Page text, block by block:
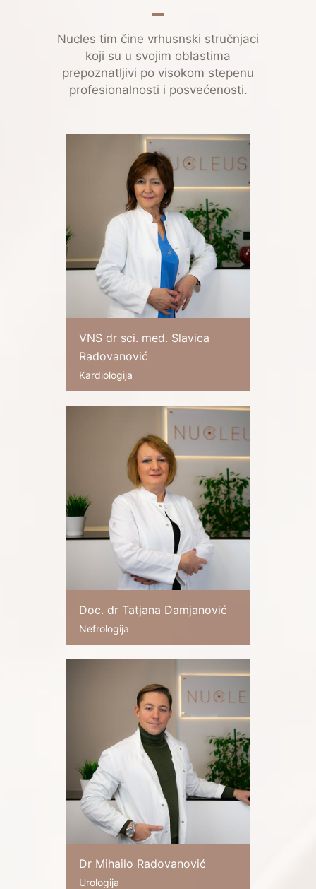
Nucles tim čine vrhusnski stručnjaci
koji su u svojim oblastima
prepoznatljivi po visokom stepenu
profesionalnosti i posvećenosti.
VNS dr sci. med. Slavica
Radovanović
Kardiologija
Doc. dr Tatjana Damjanović
Nefrologija
Dr Mihailo Radovanović
Urologija